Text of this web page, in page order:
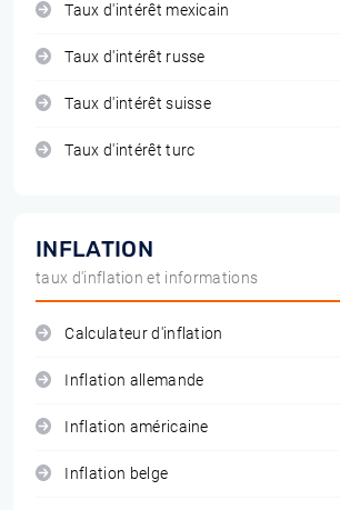
Taux d'intérêt mexicain
Taux d'intérêt russe
Taux d'intérêt suisse
Taux d'intérêt turc
INFLATION
taux d'inflation et informations
Calculateur d'inflation
Inflation allemande
Inflation américaine
Inflation belge